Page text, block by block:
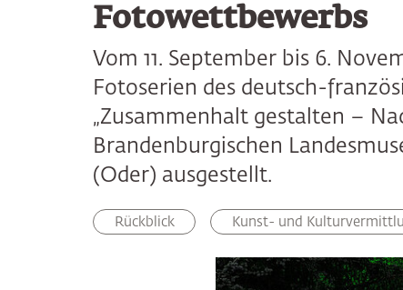
Fotowettbewerbs
Vom 11. September bis 6.
Fotoserien des deutsch-
„Zusammenhalt gestalten –
Brandenburgischen
(Oder) ausgestellt.
Rückblick Kunst- und